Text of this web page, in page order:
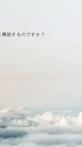
機能するのですか？